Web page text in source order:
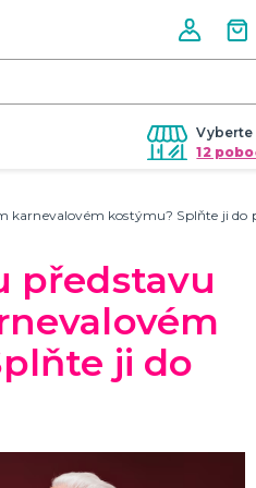
Vyberte
12
❤️
karnevalovém kostýmu? Splňte ji do
představu
ji do